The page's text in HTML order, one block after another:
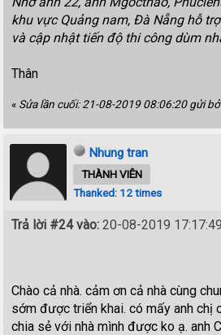
khu vực Quảng nam, Đà Nẵng hỗ
và cập nhật tiến độ thi công dùm
Thân
« Sửa lần cuối: 21-08-2019 08:06:20 gửi
Nhung tran
THÀNH VIÊN
Thanked: 12 times
Trả lời #24 vào: 20-08-2019 17:17:49
Chào cả nhà. cảm ơn cả nhà cùng
sớm được triển khai. có mấy anh chị
chia sẻ với nhà mình được ko ạ. anh